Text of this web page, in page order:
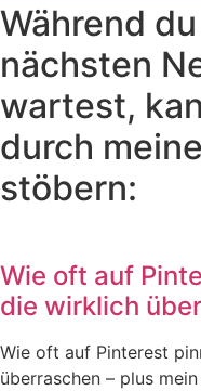
Während
nächsten
wartest,
durch
stöbern:
Wie oft auf
die wirklich
Wie oft auf Pinterest
überraschen – plus